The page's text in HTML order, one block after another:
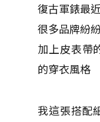
復古軍錶最
很多品牌紛
加上皮表帶
的穿衣風格
我這張搭配